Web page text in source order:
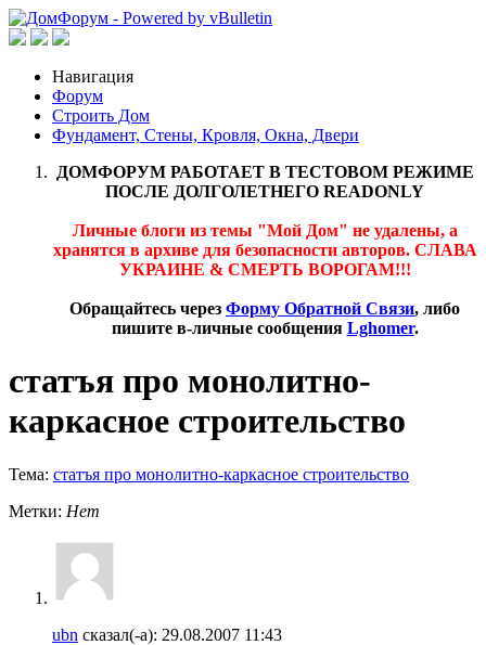
Навигация
Форум
Строить Дом
Фундамент, Стены, Кровля, Окна, Двери
ДОМФОРУМ РАБОТАЕТ В ТЕСТОВОМ РЕЖИМЕ
ПОСЛЕ ДОЛГОЛЕТНЕГО READONLY
Личные блоги из темы "Мой Дом" не удалены, а
хранятся в архиве для безопасности авторов. СЛАВА
УКРАИНЕ & СМЕРТЬ ВОРОГАМ!!!
Обращайтесь через Форму Обратной Связи, либо
пишите в-личные сообщения Lghomer.
статъя про монолитно-
каркасное строительство
Тема: статъя про монолитно-каркасное строительство
Метки: Нет
ubn сказал(-а): 29.08.2007 11:43